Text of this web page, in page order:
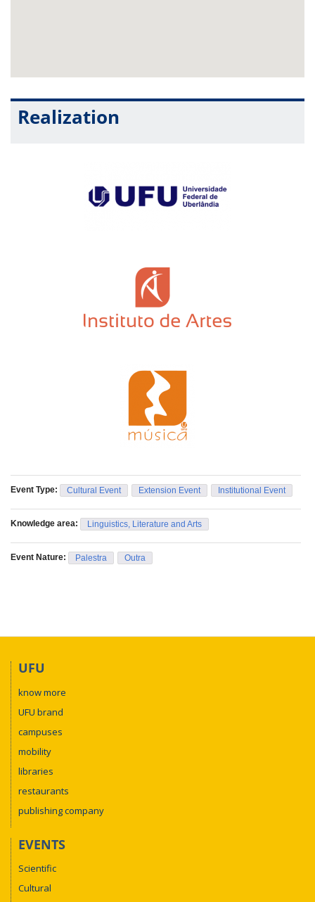
Realization
Event Type: Cultural Event Extension Event Institutional Event
Knowledge area: Linguistics, Literature and Arts
Event Nature: Palestra Outra
UFU
know more
UFU brand
campuses
mobility
libraries
restaurants
publishing company
EVENTS
Scientific
Cultural